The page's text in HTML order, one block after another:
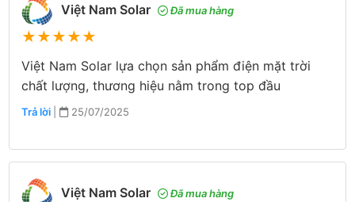
Việt Nam Solar Đã mua hàng
★★★★★
Việt Nam Solar lựa chọn sản phẩm điện mặt trời
chất lượng, thương hiệu nằm trong top đầu
Trả lời | 25/07/2025
Việt Nam Solar Đã mua hàng